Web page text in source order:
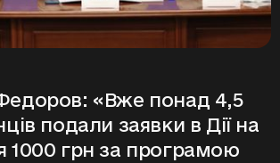
«Вже понад 4,5
подали заявки в Дії на
1000 грн за програмою